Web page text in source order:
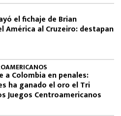
el fichaje de Brian
América al Cruzeiro: destapan
a Colombia en penales:
ha ganado el oro el Tri
Juegos Centroamericanos